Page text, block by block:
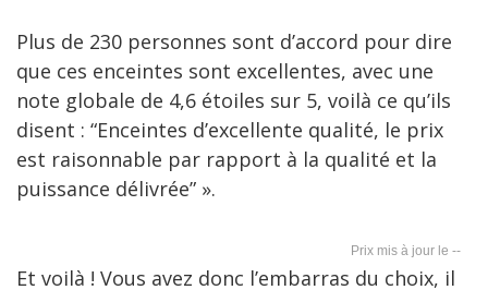
Plus de 230 personnes sont d’accord pour dire
que ces enceintes sont excellentes, avec une
note globale de 4,6 étoiles sur 5, voilà ce qu’ils
disent : “Enceintes d’excellente qualité, le prix
est raisonnable par rapport à la qualité et la
puissance délivrée” ».
--
Et voilà ! Vous avez donc l’embarras du choix, il